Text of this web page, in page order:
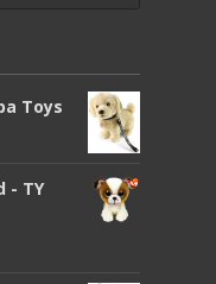
Toys
- TY